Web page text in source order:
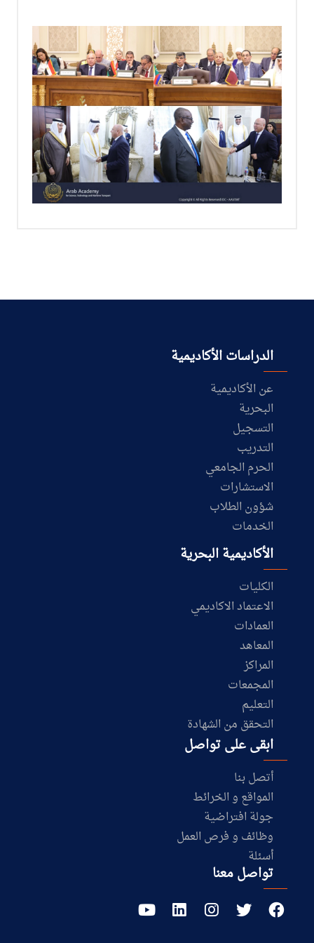
التدريب والخدمة المجتمعية
الإستشارات
الدراسات الأكاديمية
عن الأكاديمية
البحرية
التسجيل
التدريب
الحرم الجامعي
الاستشارات
شؤون الطلاب
الخدمات
الأكاديمية البحرية
الكليات
الاعتماد الاكاديمي
العمادات
المعاهد
المراكز
المجمعات
التعليم
التحقق من الشهادة
ابقى على تواصل
أتصل بنا
المواقع و الخرائط
جولة افتراضية
وظائف و فرص العمل
أسئلة
تواصل معنا